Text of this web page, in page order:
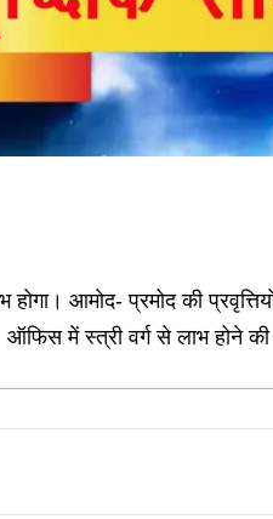
आमोद- प्रमोद की
में स्त्री वर्ग से लाभ होने की